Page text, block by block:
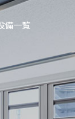
備一覧